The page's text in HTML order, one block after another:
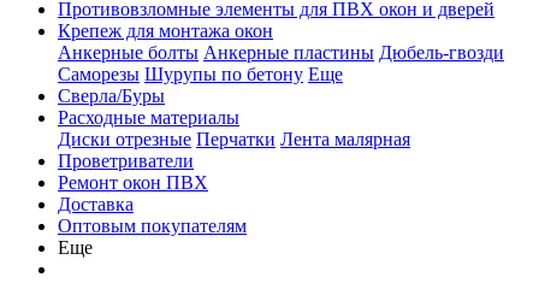
Противовзломные элементы для ПВХ окон и дверей
Крепеж для монтажа окон
Анкерные болты Анкерные пластины Дюбель-гвозди
Саморезы Шурупы по бетону Еще
Сверла/Буры
Расходные материалы
Диски отрезные Перчатки Лента малярная
Проветриватели
Ремонт окон ПВХ
Доставка
Оптовым покупателям
Еще